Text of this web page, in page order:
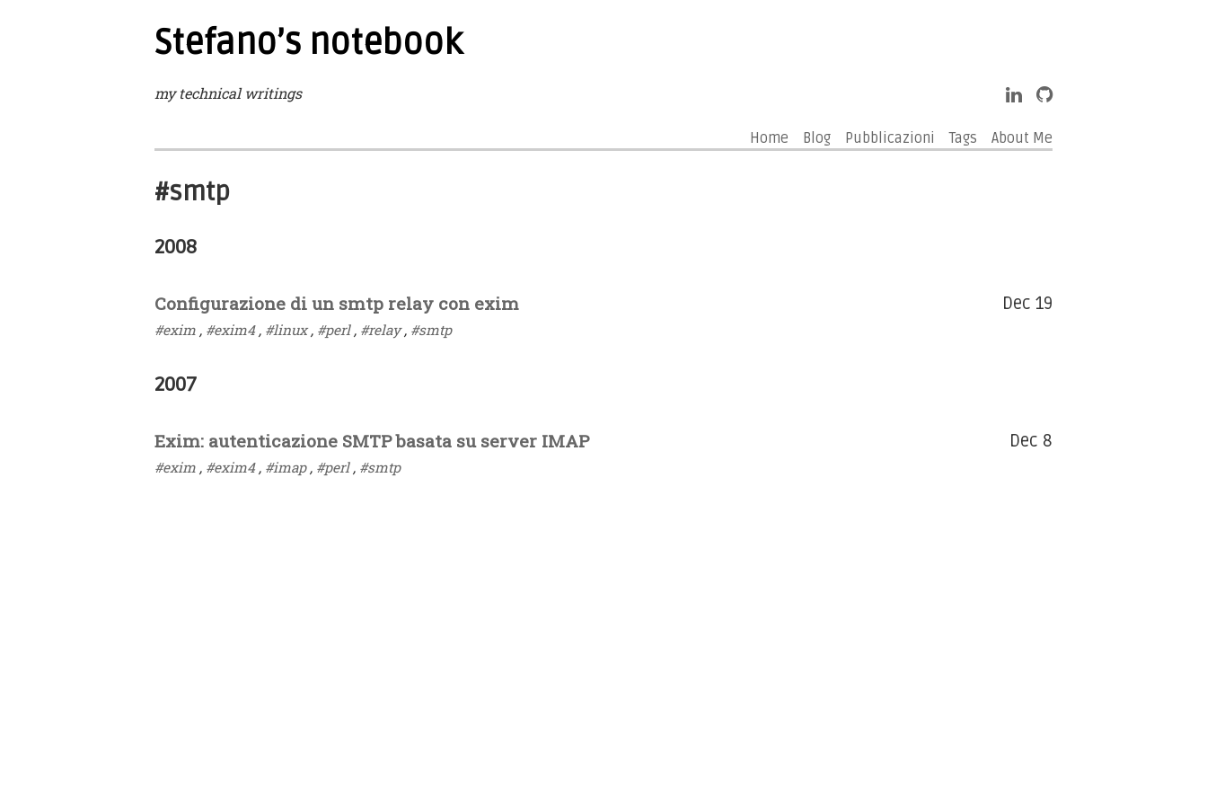
Stefano’s notebook
my technical writings
Home Blog Pubblicazioni Tags About Me
#smtp
2008
Configurazione di un smtp relay con exim Dec 19
#exim , #exim4, #linux, #perl, #relay, #smtp
2007
Exim: autenticazione SMTP basata su server IMAP Dec 8
#exim , #exim4, #imap, #perl, #smtp